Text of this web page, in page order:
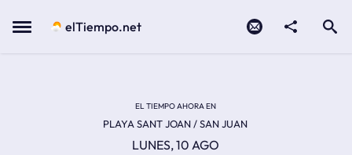
Menu elTiempo.net
EL TIEMPO AHORA EN
PLAYA SANT JOAN / SAN JUAN
LUNES, 10 AGO